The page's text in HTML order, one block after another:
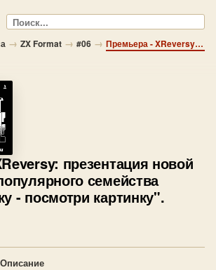
Поиск
→ ZX Format → #06 → Премьера - XReversy: презентация новой игрушки, из популярного семейства "реши задачку - посмотри картинку".
презентация новой
семейства
- посмотри картинку".
Описание